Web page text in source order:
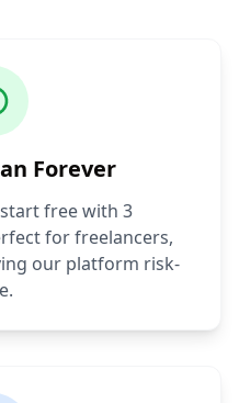
Forever
free with 3
for freelancers,
our platform risk-